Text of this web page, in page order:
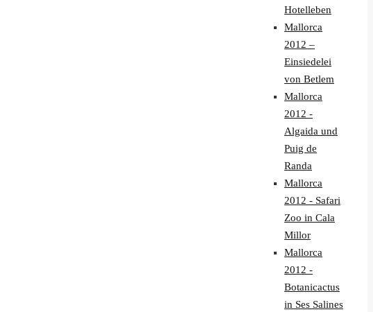
Hotelleben
Mallorca
2012 –
Einsiedelei
von Betlem
Mallorca
2012 -
Algaida und
Puig de
Randa
Mallorca
2012 - Safari
Zoo in Cala
Millor
Mallorca
2012 -
Botanicactus
in Ses Salines